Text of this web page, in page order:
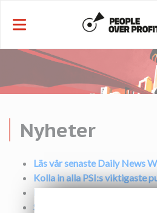
Nyheter
Läs vår senaste Daily News
Kolla in alla PSI:s viktigaste
Få tillgång till alla
Se vår interaktiva